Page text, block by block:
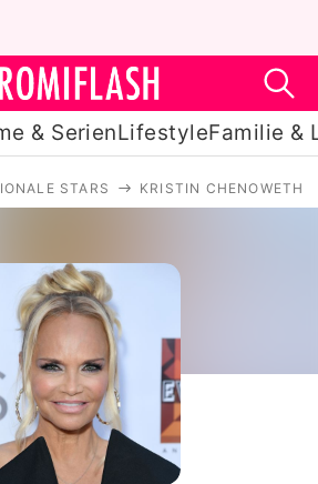
& SerienLifestyleFamilie &
Filme & Serien
Lifestyle
Familie & Liebe
Exklusiv
STARS KRISTIN CHENOWETH